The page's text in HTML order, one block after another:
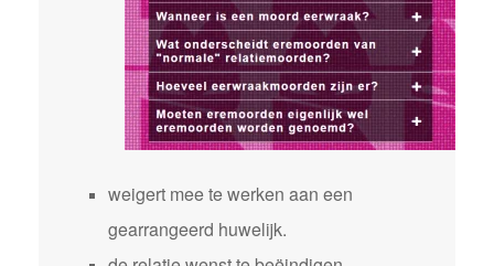
weigert mee te werken aan een
gearrangeerd huwelijk.